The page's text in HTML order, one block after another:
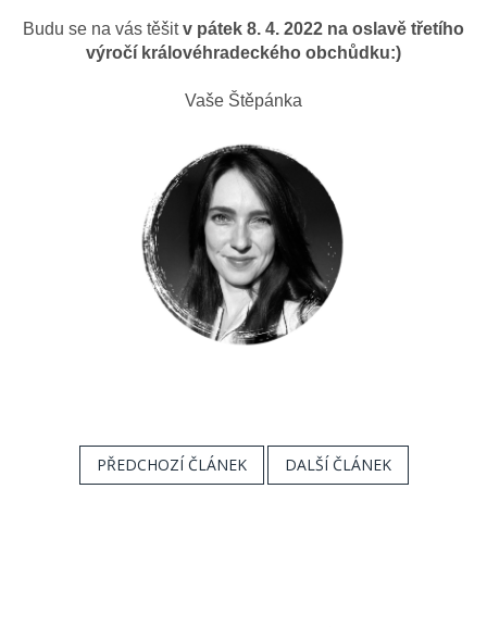
Budu se na vás těšitv pátek 8. 4. 2022 na oslavě třetího
výročí královéhradeckého obchůdku:)
Vaše Štěpánka
PŘEDCHOZÍ ČLÁNEK DALŠÍ ČLÁNEK